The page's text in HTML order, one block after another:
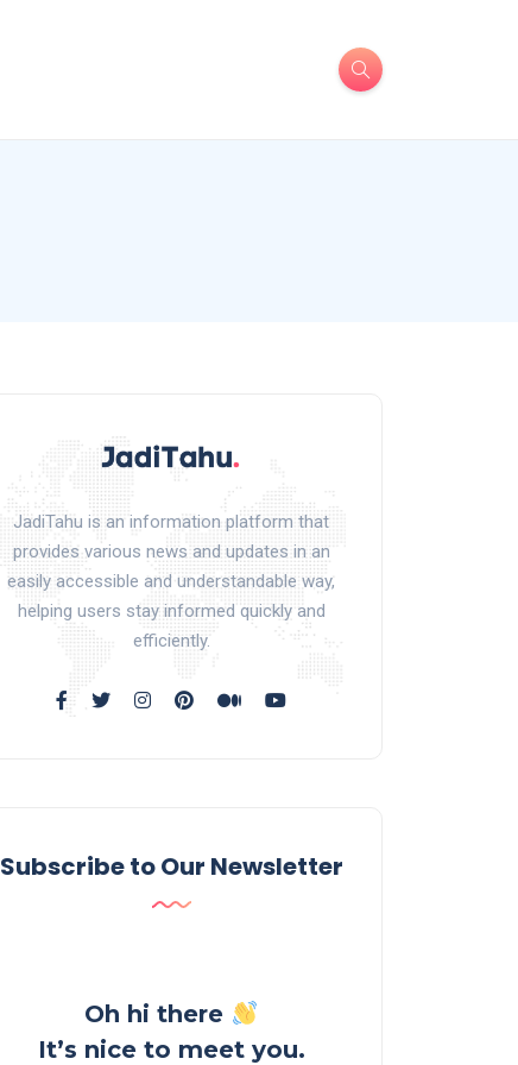
JadiTahu is an information platform that
provides various news and updates in an
easily accessible and understandable way,
helping users stay informed quickly and
efficiently.
Subscribe to Our Newsletter
Oh hi there
It’s nice to meet you.